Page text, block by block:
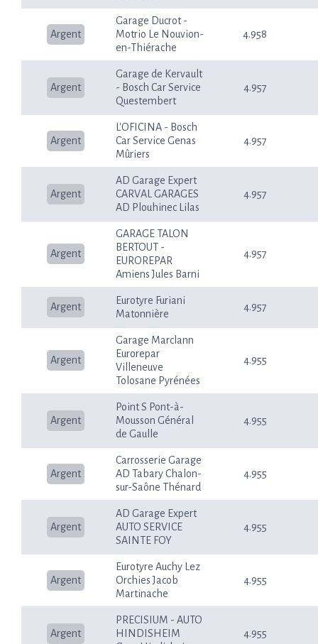
Argent
Garage Ducrot -
Motrio Le Nouvion-
en-Thiérache
4.958
Argent
Garage de Kervault
- Bosch Car Service
Questembert
4.957
Argent
L'OFICINA - Bosch
Car Service Genas
Mûriers
4.957
Argent
AD Garage Expert
CARVAL GARAGES
AD Plouhinec Lilas
4.957
Argent
GARAGE TALON
BERTOUT -
EUROREPAR
Amiens Jules Barni
4.957
Argent
Eurotyre Furiani
Matonnière
4.957
Argent
Garage Marclann
Eurorepar
Villeneuve
Tolosane Pyrénées
4.955
Argent
Point S Pont-à-
Mousson Général
de Gaulle
4.955
Argent
Carrosserie Garage
AD Tabary Chalon-
sur-Saône Thénard
4.955
Argent
AD Garage Expert
AUTO SERVICE
SAINTE FOY
4.955
Argent
Eurotyre Auchy Lez
Orchies Jacob
Martinache
4.955
Argent
PRECISIUM - AUTO
HINDISHEIM
4.955